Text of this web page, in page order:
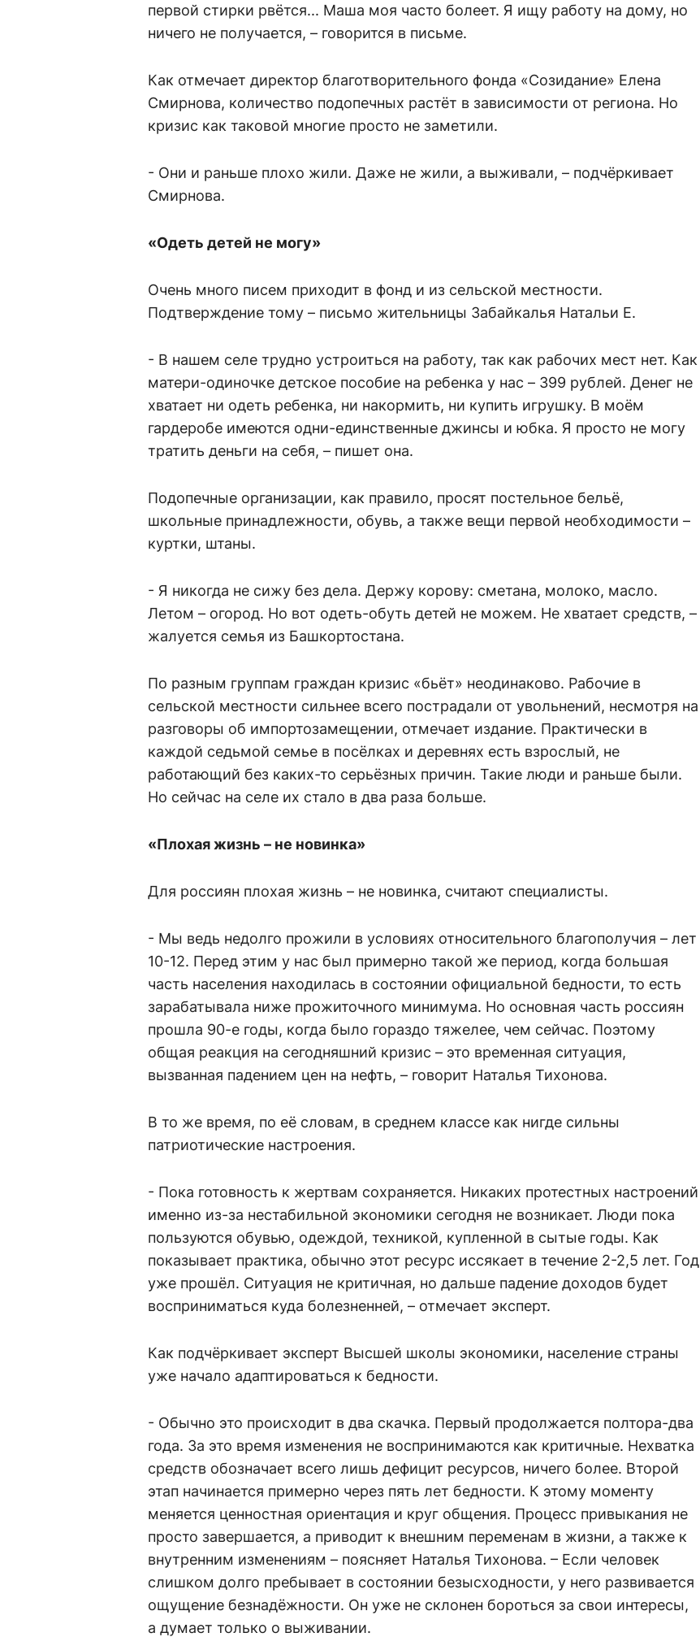
первой стирки рвётся... Маша моя часто болеет. Я ищу работу на дому, но
ничего не получается, – говорится в письме.
Как отмечает директор благотворительного фонда «Созидание» Елена
Смирнова, количество подопечных растёт в зависимости от региона. Но
кризис как таковой многие просто не заметили.
- Они и раньше плохо жили. Даже не жили, а выживали, – подчёркивает
Смирнова.
«Одеть детей не могу»
Очень много писем приходит в фонд и из сельской местности.
Подтверждение тому – письмо жительницы Забайкалья Натальи Е.
- В нашем селе трудно устроиться на работу, так как рабочих мест нет. Как
матери-одиночке детское пособие на ребенка у нас – 399 рублей. Денег не
хватает ни одеть ребенка, ни накормить, ни купить игрушку. В моём
гардеробе имеются одни-единственные джинсы и юбка. Я просто не могу
тратить деньги на себя, – пишет она.
Подопечные организации, как правило, просят постельное бельё,
школьные принадлежности, обувь, а также вещи первой необходимости –
куртки, штаны.
- Я никогда не сижу без дела. Держу корову: сметана, молоко, масло.
Летом – огород. Но вот одеть-обуть детей не можем. Не хватает средств, –
жалуется семья из Башкортостана.
По разным группам граждан кризис «бьёт» неодинаково. Рабочие в
сельской местности сильнее всего пострадали от увольнений, несмотря на
разговоры об импортозамещении, отмечает издание. Практически в
каждой седьмой семье в посёлках и деревнях есть взрослый, не
работающий без каких-то серьёзных причин. Такие люди и раньше были.
Но сейчас на селе их стало в два раза больше.
«Плохая жизнь – не новинка»
Для россиян плохая жизнь – не новинка, считают специалисты.
- Мы ведь недолго прожили в условиях относительного благополучия – лет
10-12. Перед этим у нас был примерно такой же период, когда большая
часть населения находилась в состоянии официальной бедности, то есть
зарабатывала ниже прожиточного минимума. Но основная часть россиян
прошла 90-е годы, когда было гораздо тяжелее, чем сейчас. Поэтому
общая реакция на сегодняшний кризис – это временная ситуация,
вызванная падением цен на нефть, – говорит Наталья Тихонова.
В то же время, по её словам, в среднем классе как нигде сильны
патриотические настроения.
- Пока готовность к жертвам сохраняется. Никаких протестных настроений
именно из-за нестабильной экономики сегодня не возникает. Люди пока
пользуются обувью, одеждой, техникой, купленной в сытые годы. Как
показывает практика, обычно этот ресурс иссякает в течение 2-2,5 лет. Год
уже прошёл. Ситуация не критичная, но дальше падение доходов будет
восприниматься куда болезненней, – отмечает эксперт.
Как подчёркивает эксперт Высшей школы экономики, население страны
уже начало адаптироваться к бедности.
- Обычно это происходит в два скачка. Первый продолжается полтора-два
года. За это время изменения не воспринимаются как критичные. Нехватка
средств обозначает всего лишь дефицит ресурсов, ничего более. Второй
этап начинается примерно через пять лет бедности. К этому моменту
меняется ценностная ориентация и круг общения. Процесс привыкания не
просто завершается, а приводит к внешним переменам в жизни, а также к
внутренним изменениям – поясняет Наталья Тихонова. – Если человек
слишком долго пребывает в состоянии безысходности, у него развивается
ощущение безнадёжности. Он уже не склонен бороться за свои интересы,
а думает только о выживании.